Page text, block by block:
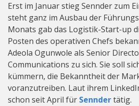
Erst im Januar stieg Sennder zum
steht ganz im Ausbau der
Monats gab das Logistik-Start-up
Posten des operativen Chefs
Adeola Ogunwole als Senior
Communications zu sich. Sie soll
kümmern, die Bekanntheit der
voranzutreiben. Laut ihrem
schon seit April für Senndertätig.